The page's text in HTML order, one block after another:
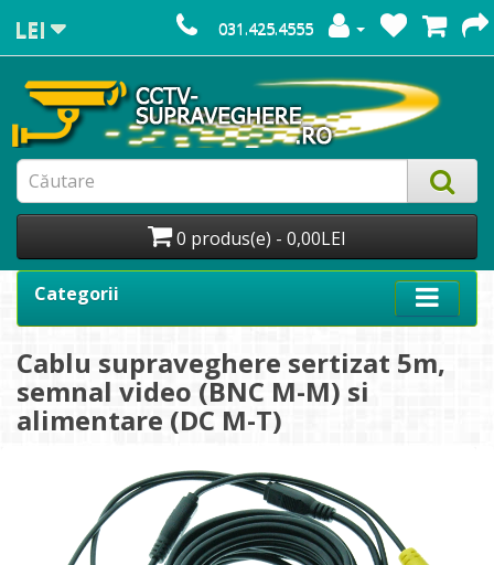
LEI 031.425.4555
0 produs(e) - 0,00LEI
Categorii
Cablu supraveghere sertizat 5m,
semnal video (BNC M-M) si
alimentare (DC M-T)